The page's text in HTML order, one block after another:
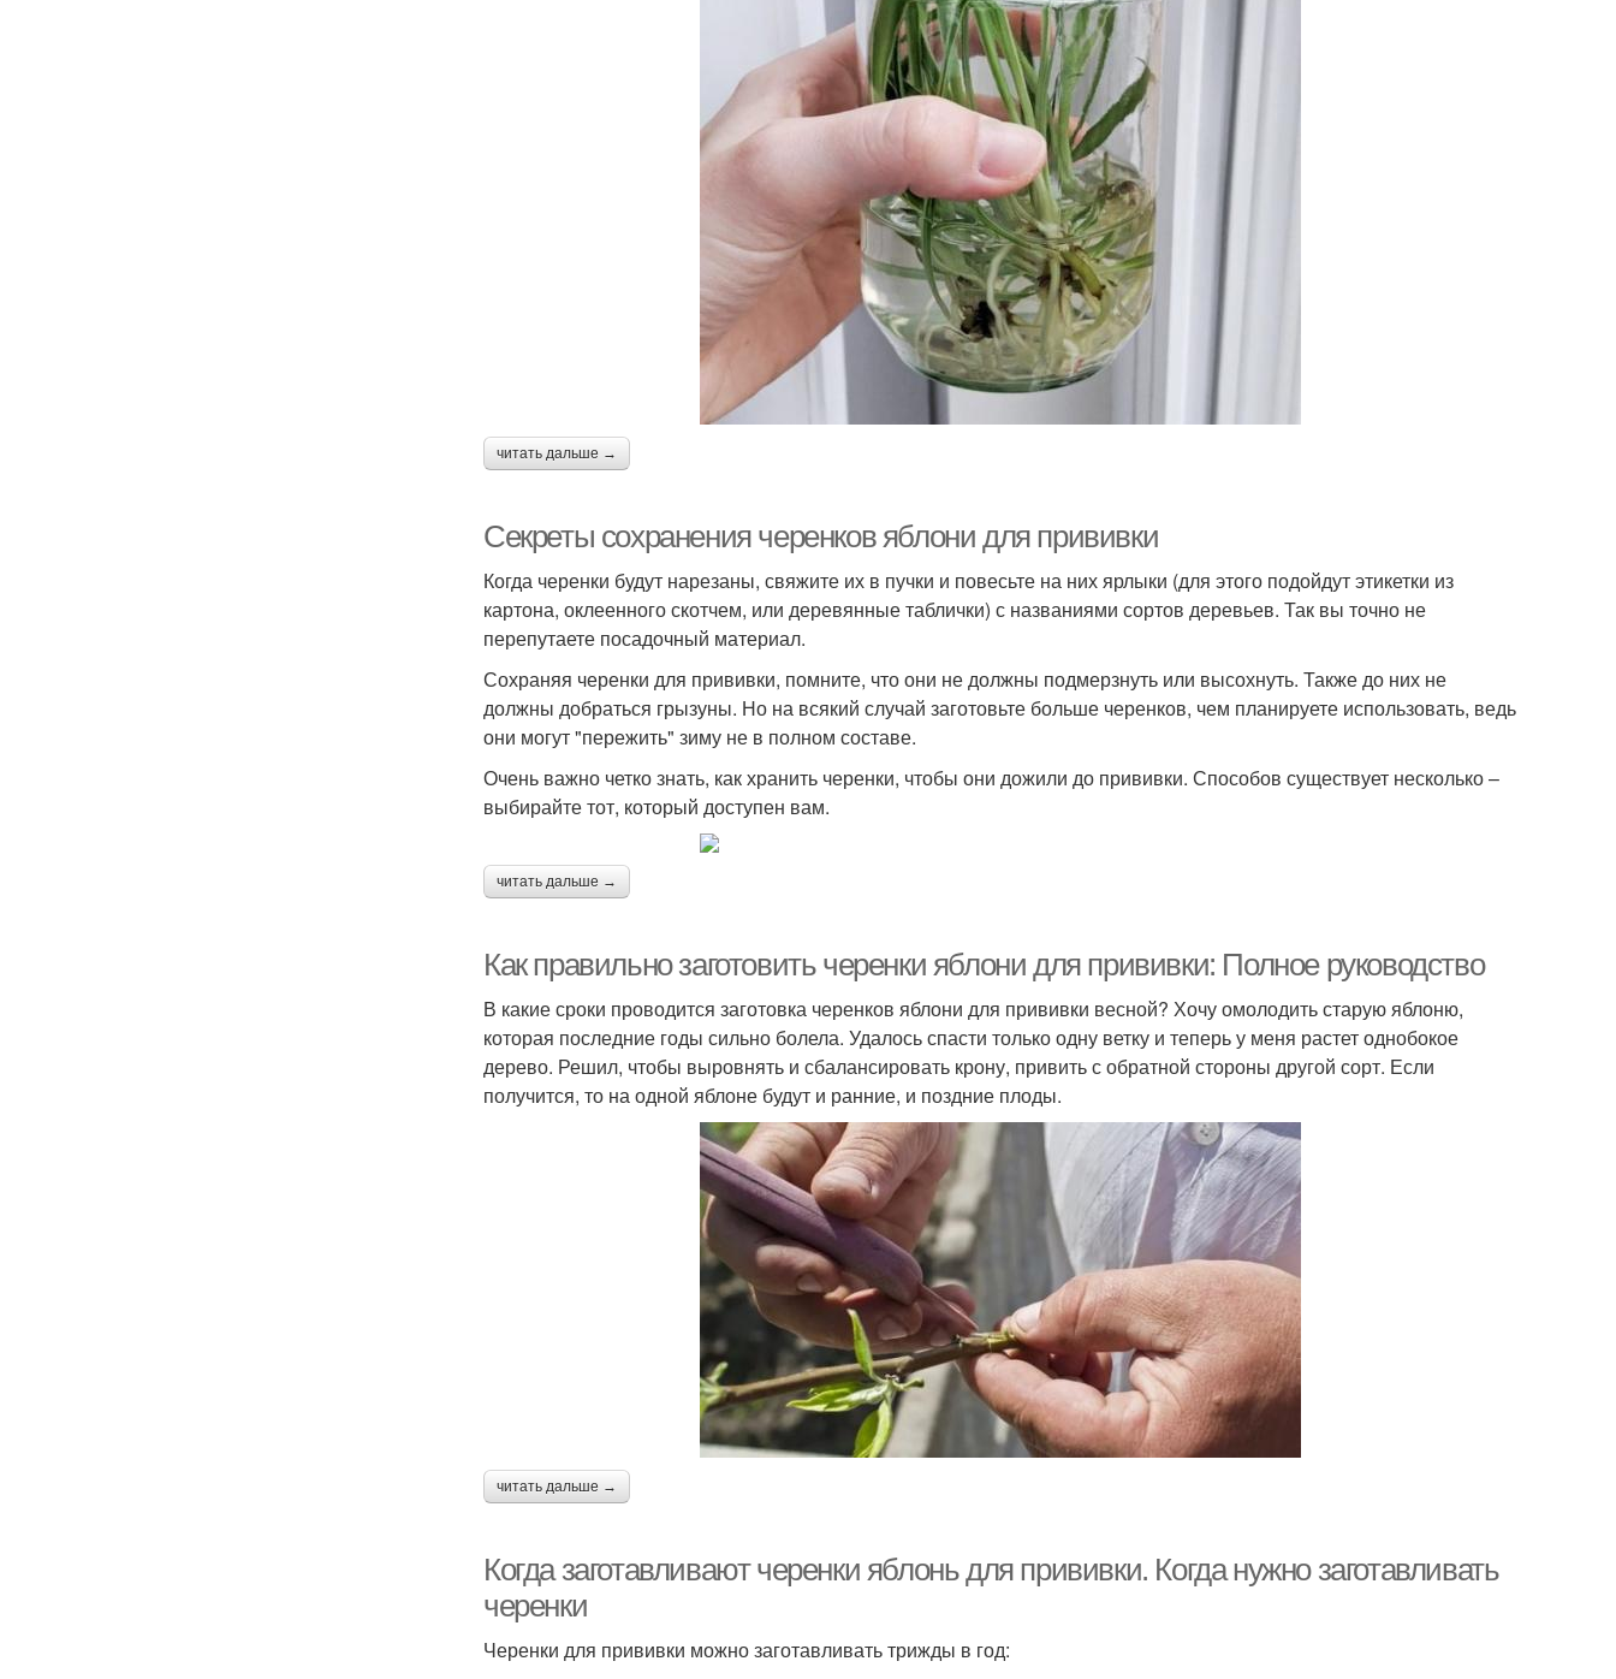
читать дальше →
Секреты сохранения черенков яблони для прививки
Когда черенки будут нарезаны, свяжите их в пучки и повесьте на них ярлыки (для этого подойдут этикетки из
картона, оклеенного скотчем, или деревянные таблички) с названиями сортов деревьев. Так вы точно не
перепутаете посадочный материал.
Сохраняя черенки для прививки, помните, что они не должны подмерзнуть или высохнуть. Также до них не
должны добраться грызуны. Но на всякий случай заготовьте больше черенков, чем планируете использовать, ведь
они могут "пережить" зиму не в полном составе.
Очень важно четко знать, как хранить черенки, чтобы они дожили до прививки. Способов существует несколько –
выбирайте тот, который доступен вам.
читать дальше →
Как правильно заготовить черенки яблони для прививки: Полное руководство
В какие сроки проводится заготовка черенков яблони для прививки весной? Хочу омолодить старую яблоню,
которая последние годы сильно болела. Удалось спасти только одну ветку и теперь у меня растет однобокое
дерево. Решил, чтобы выровнять и сбалансировать крону, привить с обратной стороны другой сорт. Если
получится, то на одной яблоне будут и ранние, и поздние плоды.
читать дальше →
Когда заготавливают черенки яблонь для прививки. Когда нужно заготавливать
черенки
Черенки для прививки можно заготавливать трижды в год: